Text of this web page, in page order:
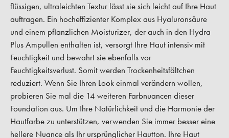
flüssigen, ultraleichten Textur lässt sie sich leicht auf Ihre Haut
auftragen. Ein hocheffizienter Komplex aus Hyaluronsäure
und einem pflanzlichen Moisturizer, der auch in den Hydra
Plus Ampullen enthalten ist, versorgt Ihre Haut intensiv mit
Feuchtigkeit und bewahrt sie ebenfalls vor
Feuchtigkeitsverlust. Somit werden Trockenheitsfältchen
reduziert. Wenn Sie Ihren Look einmal verändern wollen,
probieren Sie mal die 14 weiteren Farbnuancen dieser
Foundation aus. Um Ihre Natürlichkeit und die Harmonie der
Hautfarbe zu unterstützen, verwenden Sie immer besser eine
hellere Nuance als Ihr ursprünglicher Hautton. Ihre Haut